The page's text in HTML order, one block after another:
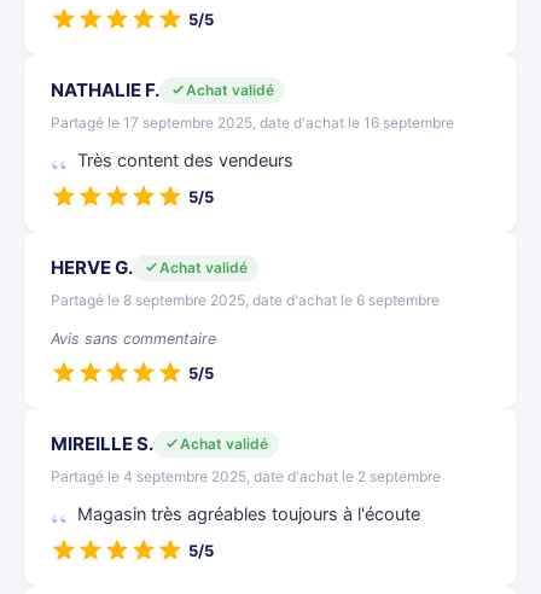
5/5
NATHALIE F.
Achat validé
Partagé le 17 septembre 2025, date d'achat le 16 septembre
Très content des vendeurs
5/5
HERVE G.
Achat validé
Partagé le 8 septembre 2025, date d'achat le 6 septembre
Avis sans commentaire
5/5
MIREILLE S.
Achat validé
Partagé le 4 septembre 2025, date d'achat le 2 septembre
Magasin très agréables toujours à l'écoute
5/5